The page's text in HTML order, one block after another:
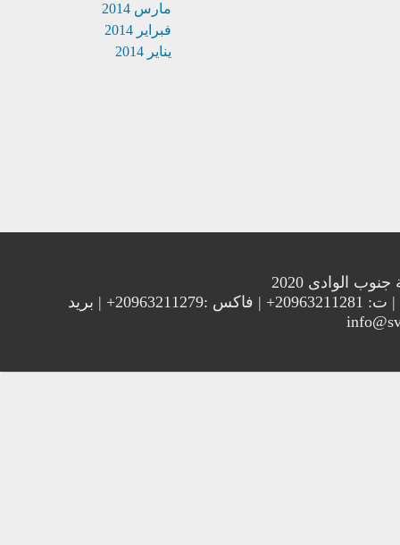
مارس 2014
فبراير 2014
يناير 2014
2020
العنوان : جامعة جنوب الوادي 83523 قنا - جمهورية مصر العربية | ت: 20963211281+ | فاكس :20963211279+ | بريد